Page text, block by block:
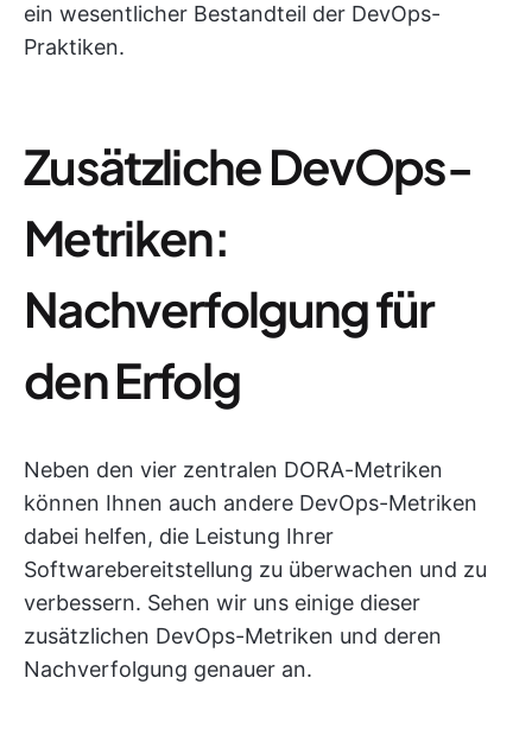
ein wesentlicher Bestandteil der DevOps-
Praktiken.
Zusätzliche DevOps-
Metriken:
Nachverfolgung für
den Erfolg
Neben den vier zentralen DORA-Metriken
können Ihnen auch andere DevOps-Metriken
dabei helfen, die Leistung Ihrer
Softwarebereitstellung zu überwachen und zu
verbessern. Sehen wir uns einige dieser
zusätzlichen DevOps-Metriken und deren
Nachverfolgung genauer an.